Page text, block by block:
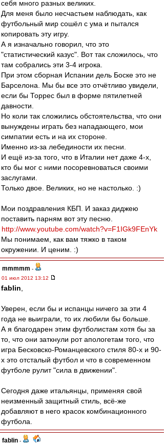
себя много разных великих.
Для меня было несчастьем наблюдать, как
футбольный мир сошёл с ума и пытался
копировать эту игру.
А я изначально говорил, что это
"статистический казус". Вот так сложилось, что
там собрались эти 3-4 игрока.
При этом сборная Испании дель Боске это не
Барселона. Мы бы все это отчётливо увидели,
если бы Торрес был в форме пятилетней
давности.
Но коли так сложились обстоятельства, что они
вынуждены играть без нападающего, мои
симпатии есть и на их стороне.
Именно из-за лебединости их песни.
И ещё из-за того, что в Италии нет даже 4-х,
кто бы мог с ними посоревноваться своими
заслугами.
Только двое. Великих, но не настолько. :)
Мои поздравления КБП. И заказ диджею
поставить парням вот эту песню.
http://www.youtube.com/watch?v=F1IGk9FEnYk
Мы понимаем, как вам тяжко в таком
окружении. И ценим. :)
mmmmm -
01 июл 2012 13:12
fablin
Уверен, если бы и испанцы ничего за эти 4
года не выиграли, то их любили бы больше.
А я благодарен этим футболистам хотя бы за
то, что они заткнули рот апологетам того, что
игра Бесковско-Романцевского стиля 80-х и 90-
х это отсталый футбол и что в современном
футболе рулит "сила в движении".
Сегодня даже итальянцы, применяя свой
неизменный защитный стиль, всё-же
добавляют в него красок комбинационного
футбола.
fablin -